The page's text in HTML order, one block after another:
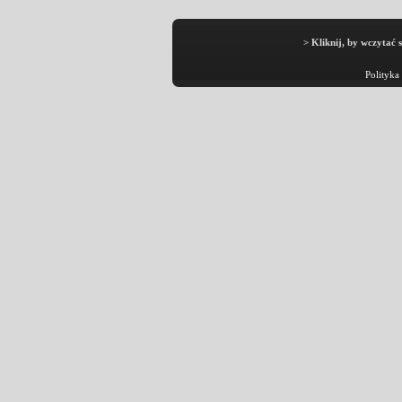
> Kliknij, by wczytać
Polityka